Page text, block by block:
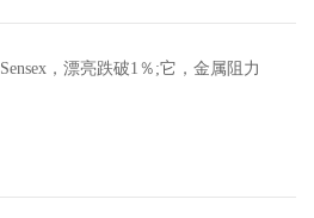
Sensex，漂亮跌破1％;它，金属阻力